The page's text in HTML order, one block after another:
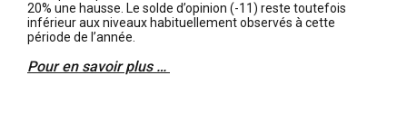
20% une hausse. Le solde d’opinion (-11) reste toutefois
inférieur aux niveaux habituellement observés à cette
période de l’année.
Pour en savoir plus …